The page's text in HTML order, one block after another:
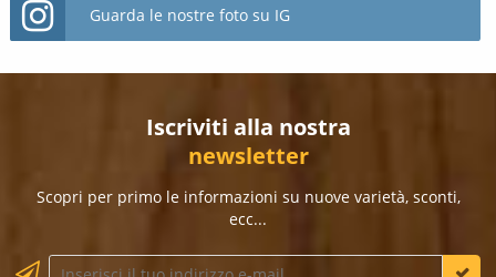
Guarda le nostre foto su IG
Iscriviti alla nostra
newsletter
Scopri per primo le informazioni su nuove varietà, sconti,
ecc...